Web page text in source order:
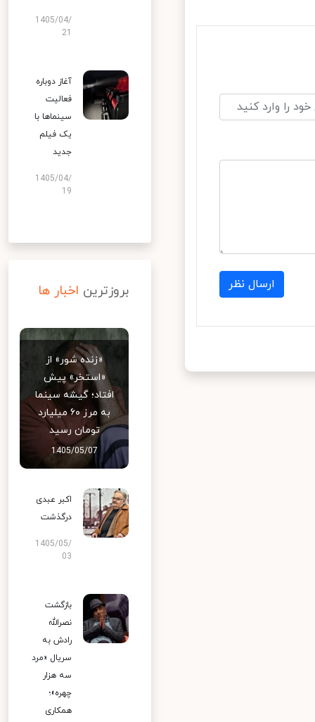
ارسال نظر
1405/04/
آغاز دوباره
فعالیت
سینماها با
یک فیلم
جدید
1405/04/
19
بروزترین اخبار ها
«زنده شور» از
«استخر» پیش
افتاد؛ گیشه سینما
به مرز ۶۰ میلیارد
تومان رسید
1405/05/07
اکبر عبدی
درگذشت
1405/05/
03
بازگشت
نصرالله
رادش به
سریال «مرد
سه هزار
چهره»؛
همکاری